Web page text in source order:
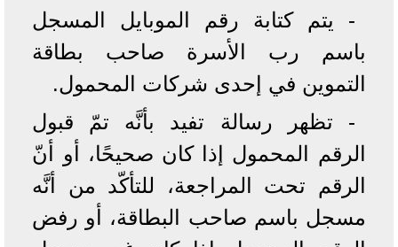
- يتم كتابة رقم الموبايل المسجل
باسم رب الأسرة صاحب بطاقة
التموين في إحدى شركات المحمول.
- تظهر رسالة تفيد بأنَّه تمّ قبول
الرقم المحمول إذا كان صحيحًا، أو أنّ
الرقم تحت المراجعة، للتأكّد من أنَّه
مسجل باسم صاحب البطاقة، أو رفض